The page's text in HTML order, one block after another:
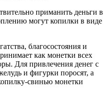
приманить деньги в
могут копилки в виде
благосостояния и
как монетки всех
Для привлечения денег с
и фигурки поросят, а
свинью монетки